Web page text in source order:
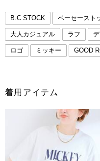
B.C STOCK ベーセースト
大人カジュアル ラフ
ロゴ ミッキー GOOD
着用アイテム